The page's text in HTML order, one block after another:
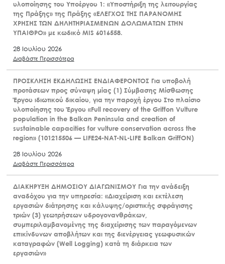
υλοποίησης του Υποέργου 1: «Υποστήριξη της λειτουργίας
της Πράξης» της Πράξης «ΕΛΕΓΧΟΣ ΤΗΣ ΠΑΡΑΝΟΜΗΣ
ΧΡΗΣΗΣ ΤΩΝ ΔΗΛΗΤΗΡΙΑΣΜΕΝΩΝ ΔΟΛΩΜΑΤΩΝ ΣΤΗΝ
ΥΠΑΙΘΡΟ» με κωδικό MIS 6016558.
28 Ιουλίου 2026
Διαβάστε Περισσότερα
ΠΡΟΣΚΛΗΣΗ ΕΚΔΗΛΩΣΗΣ ΕΝΔΙΑΦΕΡΟΝΤΟΣ Για υποβολή
προτάσεων προς σύναψη μίας (1) Σύμβασης Μίσθωσης
Έργου ιδιωτικού δικαίου, για την παροχή έργου Στο πλαίσιο
υλοποίησης του Έργου «Full recovery of the Griffon Vulture
population in the Balkan Peninsula and creation of
sustainable capacities for vulture conservation across the
region» (101215506 — LIFE24-NAT-NL-LIFE Balkan GriffON)
28 Ιουλίου 2026
Διαβάστε Περισσότερα
ΔΙΑΚΗΡΥΞΗ ΔΗΜΟΣΙΟΥ ΔΙΑΓΩΝΙΣΜΟΥ Για την ανάδειξη
αναδόχου για την υπηρεσία: «Διαχείριση και εκτέλεση
εργασιών διάτρησης και κάλυψης/οριστικής σφράγισης
τριών (3) γεωτρήσεων υδρογονανθράκων,
συμπεριλαμβανομένης της διαχείρισης των παραγόμενων
επικίνδυνων αποβλήτων και της διενέργειας γεωφυσικών
καταγραφών (Well Logging) κατά τη διάρκεια των
εργασιών»